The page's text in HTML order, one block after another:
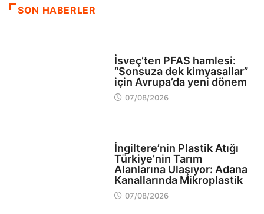
SON HABERLER
İsveç’ten PFAS hamlesi:
“Sonsuza dek kimyasallar”
için Avrupa’da yeni dönem
07/08/2026
İngiltere’nin Plastik Atığı
Türkiye’nin Tarım
Alanlarına Ulaşıyor: Adana
Kanallarında Mikroplastik
07/08/2026